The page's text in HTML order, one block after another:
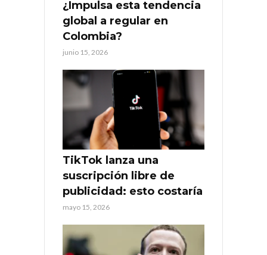
¿Impulsa esta tendencia
global a regular en
Colombia?
junio 15, 2026
TikTok lanza una
suscripción libre de
publicidad: esto costaría
mayo 15, 2026